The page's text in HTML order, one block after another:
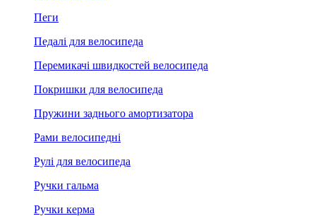
Пеги
Педалі для велосипеда
Перемикачі швидкостей велосипеда
Покришки для велосипеда
Пружини заднього амортизатора
Рами велосипедні
Рулі для велосипеда
Ручки гальма
Ручки керма